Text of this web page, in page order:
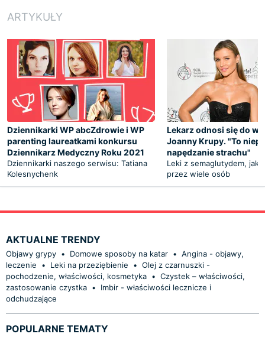
ARTYKUŁY
Dziennikarki WP abcZdrowie i WP
parenting laureatkami konkursu
Dziennikarz Medyczny Roku 2021
Dziennikarki naszego serwisu: Tatiana
Kolesnychenk
Lekarz odnosi się do
Joanny Krupy. "To
napędzanie strachu"
Leki z semaglutydem, jak
przez wiele osób
AKTUALNE TRENDY
Objawy grypy • Domowe sposoby na katar • Angina - objawy,
leczenie
• Leki na przeziębienie • Olej z czarnuszki -
pochodzenie, właściwości, kosmetyka • Czystek – właściwości,
zastosowanie czystka •
Imbir - właściwości lecznicze i
odchudzające
POPULARNE TEMATY